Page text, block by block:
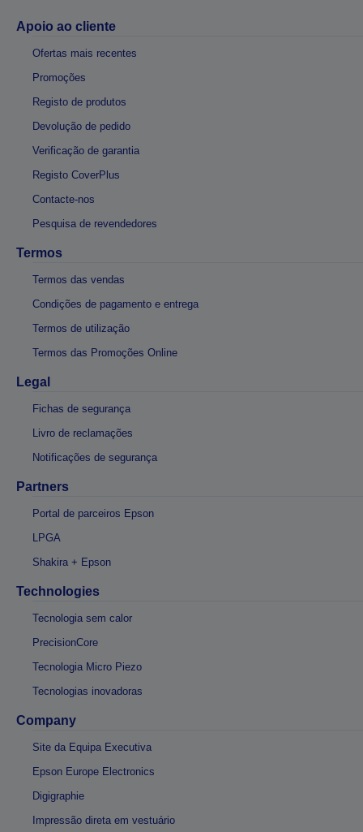
Apoio ao cliente
Ofertas mais recentes
Promoções
Registo de produtos
Devolução de pedido
Verificação de garantia
Registo CoverPlus
Contacte-nos
Pesquisa de revendedores
Termos
Termos das vendas
Condições de pagamento e entrega
Termos de utilização
Termos das Promoções Online
Legal
Fichas de segurança
Livro de reclamações
Notificações de segurança
Partners
Portal de parceiros Epson
LPGA
Shakira + Epson
Technologies
Tecnologia sem calor
PrecisionCore
Tecnologia Micro Piezo
Tecnologias inovadoras
Company
Site da Equipa Executiva
Epson Europe Electronics
Digigraphie
Impressão direta em vestuário